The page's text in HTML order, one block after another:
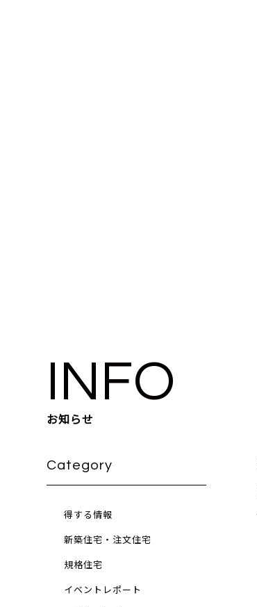
INFO
お知らせ
Category
得する情報
新築住宅・注文住宅
規格住宅
イベントレポート